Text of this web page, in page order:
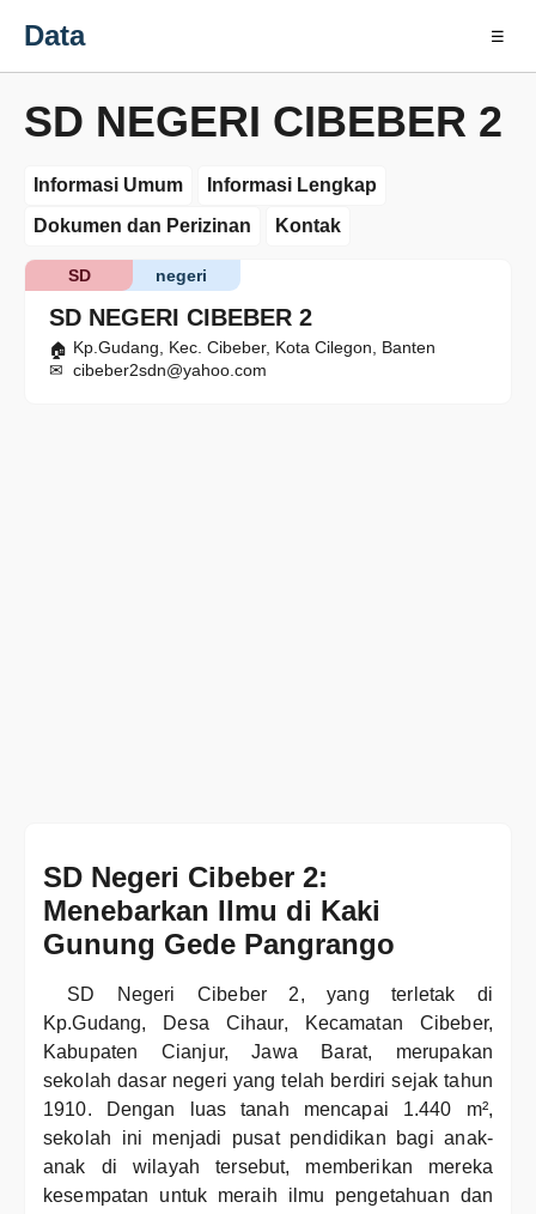
Data ☰
SD NEGERI CIBEBER 2
Informasi Umum
Informasi Lengkap
Dokumen dan Perizinan
Kontak
SD NEGERI CIBEBER 2
negeri
SD
Kp.Gudang, Kec. Cibeber, Kota Cilegon, Banten
cibeber2sdn@yahoo.com
SD Negeri Cibeber 2:
Menebarkan Ilmu di Kaki
Gunung Gede Pangrango
SD Negeri Cibeber 2, yang terletak di
Kp.Gudang, Desa Cihaur, Kecamatan Cibeber,
Kabupaten Cianjur, Jawa Barat, merupakan
sekolah dasar negeri yang telah berdiri sejak tahun
1910. Dengan luas tanah mencapai 1.440 m²,
sekolah ini menjadi pusat pendidikan bagi anak-
anak di wilayah tersebut, memberikan mereka
kesempatan untuk meraih ilmu pengetahuan dan